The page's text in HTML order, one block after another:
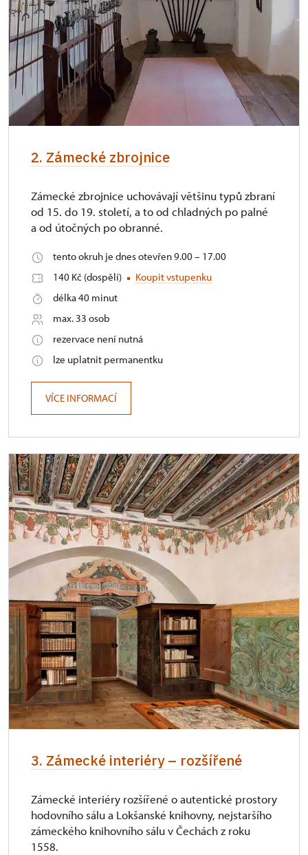
2. Zámecké zbrojnice
Zámecké zbrojnice uchovávají většinu typů zbraní
od 15. do 19. století, a to od chladných po palné
a od útočných po obranné.
tento okruh je dnes otevřen 9.00 – 17.00
140 Kč (dospělí)
Koupit vstupenku
délka 40 minut
max. 33 osob
rezervace není nutná
lze uplatnit permanentku
VÍCE INFORMACÍ
3. Zámecké interiéry – rozšířené
Zámecké interiéry rozšířené o autentické prostory
hodovního sálu a Lokšanské knihovny, nejstaršího
zámeckého knihovního sálu v Čechách z roku
1558.